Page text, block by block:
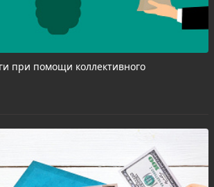
при помощи коллективного